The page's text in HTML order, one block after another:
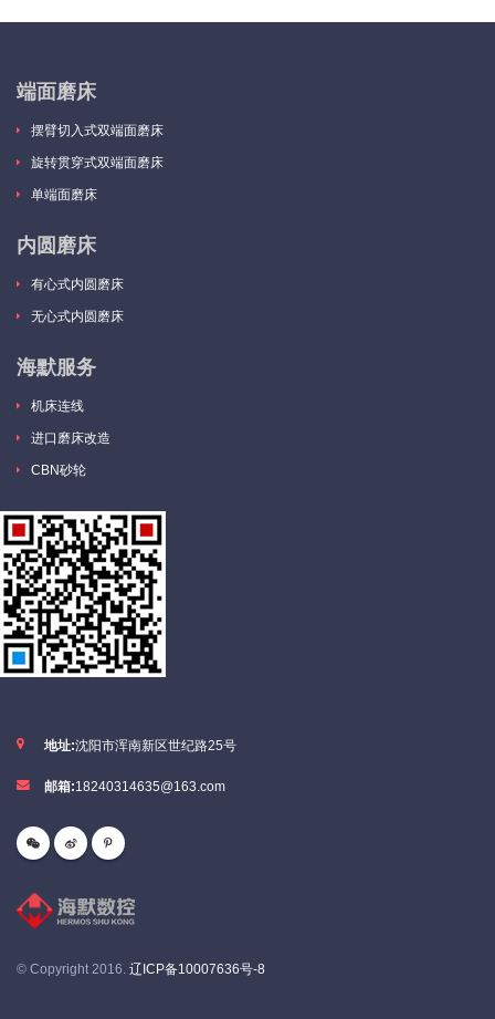
端面磨床
摆臂切入式双端面磨床
旋转贯穿式双端面磨床
单端面磨床
内圆磨床
有心式内圆磨床
无心式内圆磨床
海默服务
机床连线
进口磨床改造
CBN砂轮
地址:沈阳市浑南新区世纪路25号
邮箱:18240314635@163.com
© Copyright 2016. 辽ICP备10007636号-8